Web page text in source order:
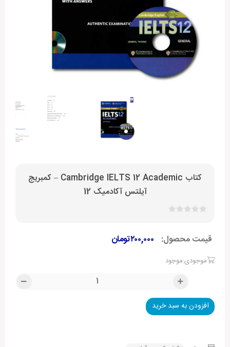
کتاب Cambridge IELTS 12 Academic – کمبریج
آیلتس آکادمیک 12
قیمت محصول: تومان۲۰۰,۰۰۰
موجودی:موجود
افزودن به سبد خرید